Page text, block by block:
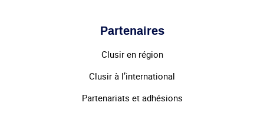
Partenaires
Clusir en région
Clusir à l’international
Partenariats et adhésions